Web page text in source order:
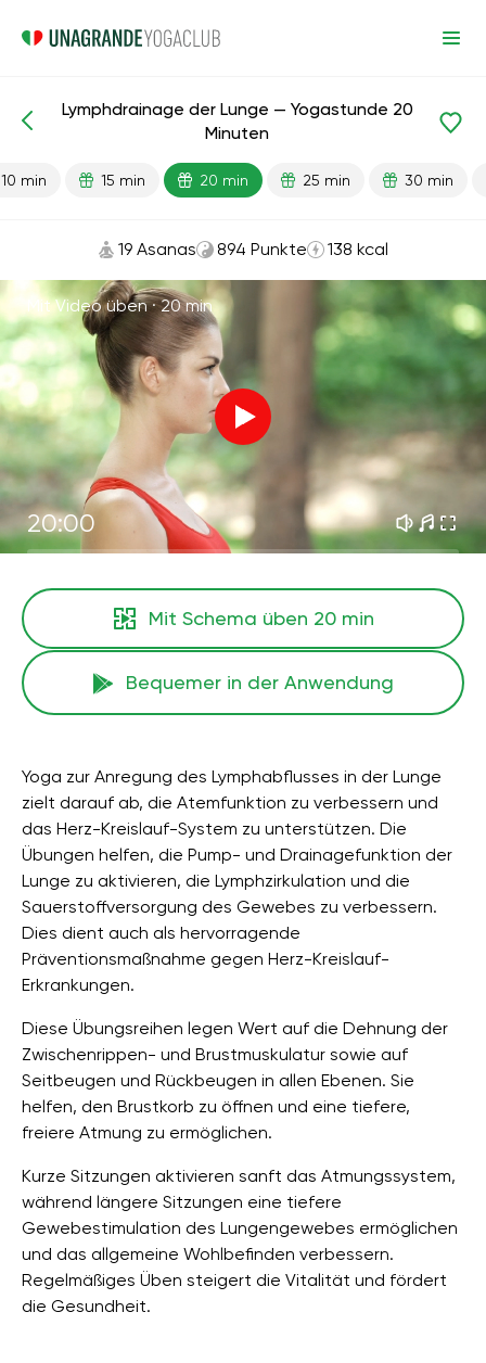
Lunge
Lymphdrainage der Lunge — Yogastunde 20
Minuten
10 min 15 min 20 min 25 min 30 min
19 Asanas 894 Punkte 138 kcal
Mit Video üben ·20 min
20:00
Mit Schema üben 20 min
Bequemer in der Anwendung
Yoga zur Anregung des Lymphabflusses in der Lunge
zielt darauf ab, die Atemfunktion zu verbessern und
das Herz-Kreislauf-System zu unterstützen. Die
Übungen helfen, die Pump- und Drainagefunktion der
Lunge zu aktivieren, die Lymphzirkulation und die
Sauerstoffversorgung des Gewebes zu verbessern.
Dies dient auch als hervorragende
Präventionsmaßnahme gegen Herz-Kreislauf-
Erkrankungen.
Diese Übungsreihen legen Wert auf die Dehnung der
Zwischenrippen- und Brustmuskulatur sowie auf
Seitbeugen und Rückbeugen in allen Ebenen. Sie
helfen, den Brustkorb zu öffnen und eine tiefere,
freiere Atmung zu ermöglichen.
Kurze Sitzungen aktivieren sanft das Atmungssystem,
während längere Sitzungen eine tiefere
Gewebestimulation des Lungengewebes ermöglichen
und das allgemeine Wohlbefinden verbessern.
Regelmäßiges Üben steigert die Vitalität und fördert
die Gesundheit.